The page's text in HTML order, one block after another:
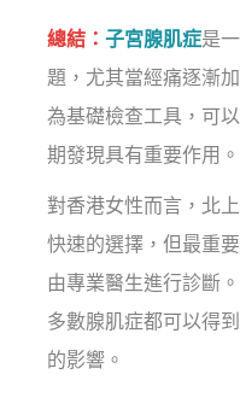
總結：子宮腺肌症是
題，尤其當經痛逐漸
為基礎檢查工具，可
期發現具有重要作用。
對香港女性而言，北
快速的選擇，但最重
由專業醫生進行診斷
多數腺肌症都可以得
的影響。